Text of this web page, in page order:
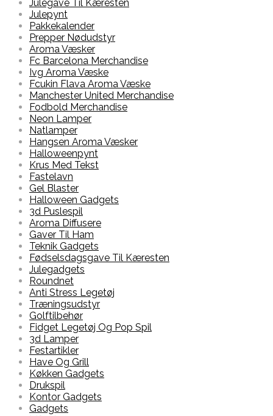
Julegave Til Kæresten
Julepynt
Pakkekalender
Prepper Nødudstyr
Aroma Væsker
Fc Barcelona Merchandise
Ivg Aroma Væske
Fcukin Flava Aroma Væske
Manchester United Merchandise
Fodbold Merchandise
Neon Lamper
Natlamper
Hangsen Aroma Væsker
Halloweenpynt
Krus Med Tekst
Fastelavn
Gel Blaster
Halloween Gadgets
3d Puslespil
Aroma Diffusere
Gaver Til Ham
Teknik Gadgets
Fødselsdagsgave Til Kæresten
Julegadgets
Roundnet
Anti Stress Legetøj
Træningsudstyr
Golftilbehør
Fidget Legetøj Og Pop Spil
3d Lamper
Festartikler
Have Og Grill
Køkken Gadgets
Drukspil
Kontor Gadgets
Gadgets